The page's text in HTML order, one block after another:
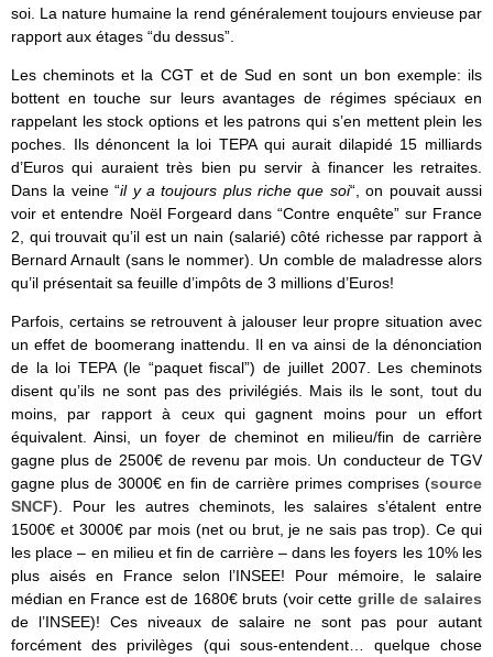
soi. La nature humaine la rend généralement toujours envieuse par
rapport aux étages “du dessus”.
Les cheminots et la CGT et de Sud en sont un bon exemple: ils
bottent en touche sur leurs avantages de régimes spéciaux en
rappelant les stock options et les patrons qui s’en mettent plein les
poches. Ils dénoncent la loi TEPA qui aurait dilapidé 15 milliards
d’Euros qui auraient très bien pu servir à financer les retraites.
Dans la veine “il y a toujours plus riche que soi“, on pouvait aussi
voir et entendre Noël Forgeard dans “Contre enquête” sur France
2, qui trouvait qu’il est un nain (salarié) côté richesse par rapport à
Bernard Arnault (sans le nommer). Un comble de maladresse alors
qu’il présentait sa feuille d’impôts de 3 millions d’Euros!
Parfois, certains se retrouvent à jalouser leur propre situation avec
un effet de boomerang inattendu. Il en va ainsi de la dénonciation
de la loi TEPA (le “paquet fiscal”) de juillet 2007. Les cheminots
disent qu’ils ne sont pas des privilégiés. Mais ils le sont, tout du
moins, par rapport à ceux qui gagnent moins pour un effort
équivalent. Ainsi, un foyer de cheminot en milieu/fin de carrière
gagne plus de 2500€ de revenu par mois. Un conducteur de TGV
gagne plus de 3000€ en fin de carrière primes comprises (source
SNCF). Pour les autres cheminots, les salaires s’étalent entre
1500€ et 3000€ par mois (net ou brut, je ne sais pas trop). Ce qui
les place – en milieu et fin de carrière – dans les foyers les 10% les
plus aisés en France selon l’INSEE! Pour mémoire, le salaire
médian en France est de 1680€ bruts (voir cette grille de salaires
de l’INSEE)! Ces niveaux de salaire ne sont pas pour autant
forcément des privilèges (qui sous-entendent… quelque chose